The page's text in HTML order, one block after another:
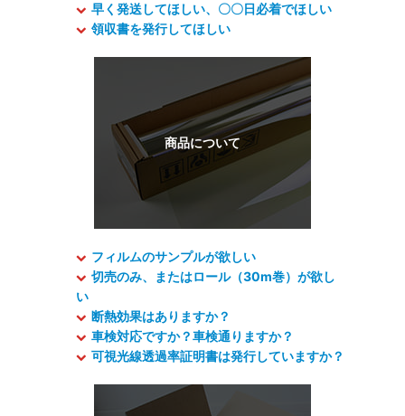
早く発送してほしい、〇〇日必着でほしい
領収書を発行してほしい
フィルムのサンプルが欲しい
切売のみ、またはロール（30m巻）が欲し
い
断熱効果はありますか？
車検対応ですか？車検通りますか？
可視光線透過率証明書は発行していますか？